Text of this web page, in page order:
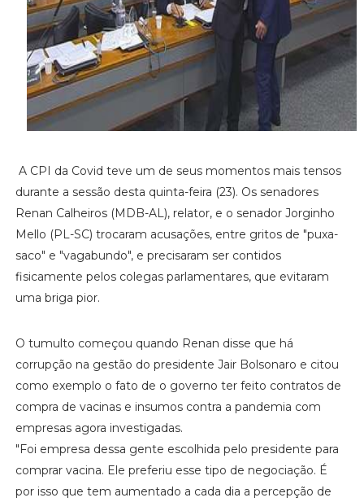
A CPI da Covid teve um de seus momentos mais tensos
durante a sessão desta quinta-feira (23). Os senadores
Renan Calheiros (MDB-AL), relator, e o senador Jorginho
Mello (PL-SC) trocaram acusações, entre gritos de "puxa-
saco" e "vagabundo", e precisaram ser contidos
fisicamente pelos colegas parlamentares, que evitaram
uma briga pior.
O tumulto começou quando Renan disse que há
corrupção na gestão do presidente Jair Bolsonaro e citou
como exemplo o fato de o governo ter feito contratos de
compra de vacinas e insumos contra a pandemia com
empresas agora investigadas.
"Foi empresa dessa gente escolhida pelo presidente para
comprar vacina. Ele preferiu esse tipo de negociação. É
por isso que tem aumentado a cada dia a percepção de